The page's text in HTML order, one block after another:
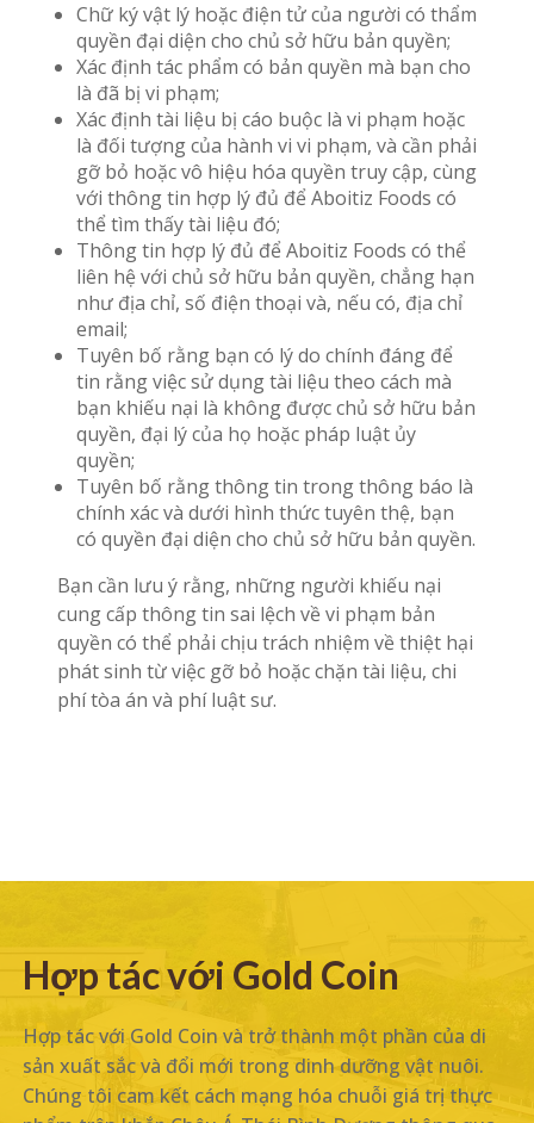
Chữ ký vật lý hoặc điện tử của người có thẩm
quyền đại diện cho chủ sở hữu bản quyền;
Xác định tác phẩm có bản quyền mà bạn cho
là đã bị vi phạm;
Xác định tài liệu bị cáo buộc là vi phạm hoặc
là đối tượng của hành vi vi phạm, và cần phải
gỡ bỏ hoặc vô hiệu hóa quyền truy cập, cùng
với thông tin hợp lý đủ để Aboitiz Foods có
thể tìm thấy tài liệu đó;
Thông tin hợp lý đủ để Aboitiz Foods có thể
liên hệ với chủ sở hữu bản quyền, chẳng hạn
như địa chỉ, số điện thoại và, nếu có, địa chỉ
email;
Tuyên bố rằng bạn có lý do chính đáng để
tin rằng việc sử dụng tài liệu theo cách mà
bạn khiếu nại là không được chủ sở hữu bản
quyền, đại lý của họ hoặc pháp luật ủy
quyền;
Tuyên bố rằng thông tin trong thông báo là
chính xác và dưới hình thức tuyên thệ, bạn
có quyền đại diện cho chủ sở hữu bản quyền.
Bạn cần lưu ý rằng, những người khiếu nại
cung cấp thông tin sai lệch về vi phạm bản
quyền có thể phải chịu trách nhiệm về thiệt hại
phát sinh từ việc gỡ bỏ hoặc chặn tài liệu, chi
phí tòa án và phí luật sư.
Hợp tác với Gold Coin
Hợp tác với Gold Coin và trở thành một phần của di
sản xuất sắc và đổi mới trong dinh dưỡng vật nuôi.
Chúng tôi cam kết cách mạng hóa chuỗi giá trị thực